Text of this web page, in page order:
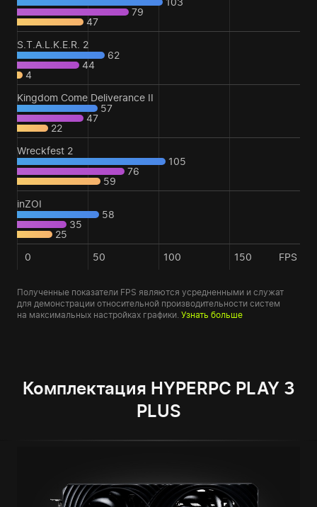
79
47
S.T.A.L.K.E.R. 2
62
44
4
Kingdom Come Deliverance II
57
47
22
Wreckfest 2
105
76
59
inZOI
58
35
25
0
50 100 150 FPS
Полученные показатели FPS являются усредненными и служат
для демонстрации относительной производительности систем
на максимальных настройках графики. Узнать больше
Комплектация HYPERPC PLAY 3
PLUS